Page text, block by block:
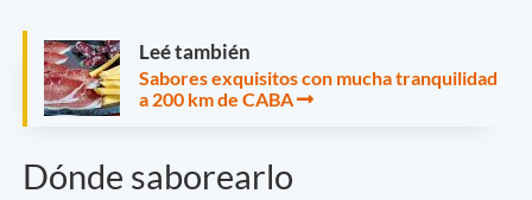
Leé también
Sabores exquisitos con mucha tranquilidad
a 200 km de CABA
Dónde saborearlo